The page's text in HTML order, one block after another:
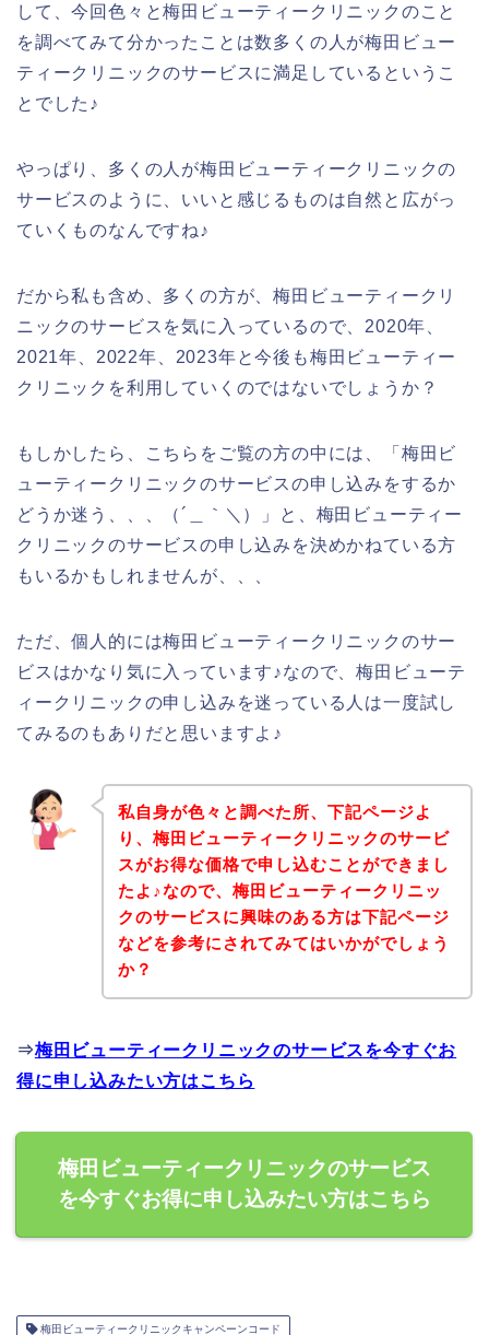
して、今回色々と梅田ビューティークリニックのこと
を調べてみて分かったことは数多くの人が梅田ビュー
ティークリニックのサービスに満足しているというこ
とでした♪
やっぱり、多くの人が梅田ビューティークリニックの
サービスのように、いいと感じるものは自然と広がっ
ていくものなんですね♪
だから私も含め、多くの方が、梅田ビューティークリ
ニックのサービスを気に入っているので、2020年、
2021年、2022年、2023年と今後も梅田ビューティー
クリニックを利用していくのではないでしょうか？
もしかしたら、こちらをご覧の方の中には、「梅田ビ
ューティークリニックのサービスの申し込みをするか
どうか迷う、、、（´＿｀＼）」と、梅田ビューティー
クリニックのサービスの申し込みを決めかねている方
もいるかもしれませんが、、、
ただ、個人的には梅田ビューティークリニックのサー
ビスはかなり気に入っています♪なので、梅田ビューテ
ィークリニックの申し込みを迷っている人は一度試し
てみるのもありだと思いますよ♪
私自身が色々と調べた所、下記ページよ
り、梅田ビューティークリニックのサービ
スがお得な価格で申し込むことができまし
たよ♪なので、梅田ビューティークリニッ
クのサービスに興味のある方は下記ページ
などを参考にされてみてはいかがでしょう
か？
⇒梅田ビューティークリニックのサービスを今すぐお
得に申し込みたい方はこちら
梅田ビューティークリニックのサービス
を今すぐお得に申し込みたい方はこちら
梅田ビューティークリニックキャンペーンコード